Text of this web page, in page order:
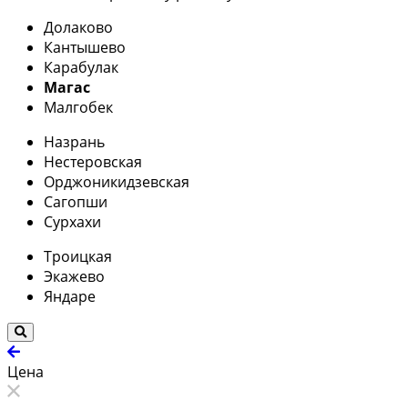
Долаково
Кантышево
Карабулак
Магас
Малгобек
Назрань
Нестеровская
Орджоникидзевская
Сагопши
Сурхахи
Троицкая
Экажево
Яндаре
Цена